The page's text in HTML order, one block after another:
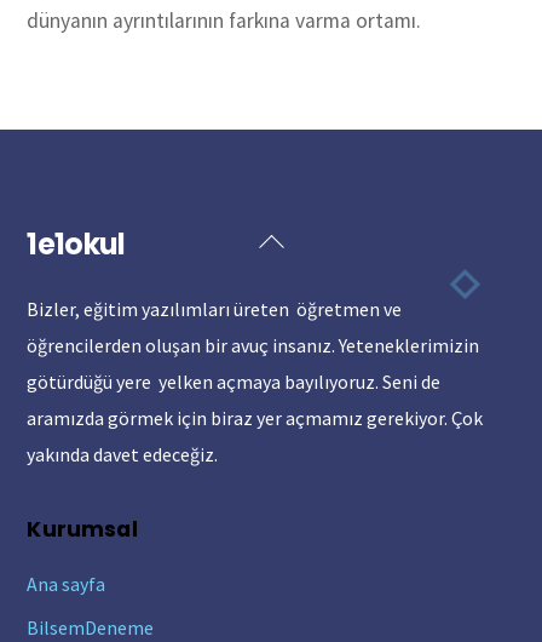
dünyanın ayrıntılarının farkına varma ortamı.
1xbet giriş
лото клуб
Win Casino
1хбет
escorte amsterdam
Back
Top
1e1okul
Bizler, eğitim yazılımları üreten öğretmen ve
öğrencilerden oluşan bir avuç insanız. Yeteneklerimizin
götürdüğü yere yelken açmaya bayılıyoruz. Seni de
aramızda görmek için biraz yer açmamız gerekiyor. Çok
yakında davet edeceğiz.
Kurumsal
Ana sayfa
BilsemDeneme